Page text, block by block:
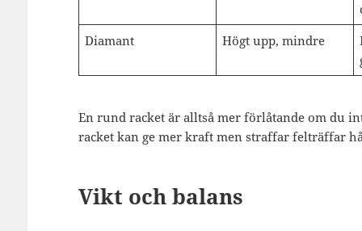
Diamant
Högt upp, mindre
En rund racket är alltså mer förlåtande om du
racket kan ge mer kraft men straffar felträffar
Vikt och balans